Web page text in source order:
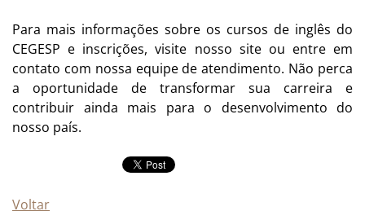
Para mais informações sobre os cursos de inglês do
CEGESP e inscrições, visite nosso site ou entre em
contato com nossa equipe de atendimento. Não perca
a oportunidade de transformar sua carreira e
contribuir ainda mais para o desenvolvimento do
nosso país.
Voltar